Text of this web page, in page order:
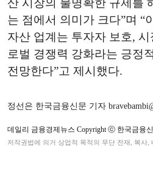
는 점에서 의미가 크다”며 “
자산 업계는 투자자 보호,
로벌 경쟁력 강화라는 긍정
전망한다”고 제시했다.
정선은 한국금융신문 기자
데일리 금융경제뉴스 Copyright ⓒ 한국금융
저작권법에 의거 상업적 목적의 무단 전재, 복사,